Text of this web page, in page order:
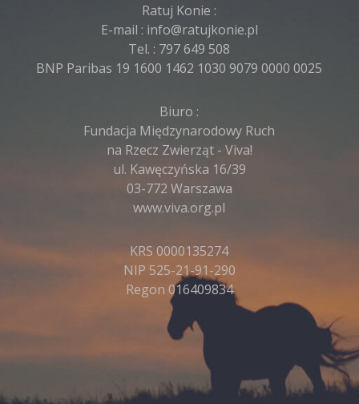
Ratuj Konie :
E-mail : info@ratujkonie.pl
Tel. : 797 649 508
BNP Paribas 19 1600 1462 1030 9079 0000 0025
Biuro :
Fundacja Międzynarodowy Ruch
na Rzecz Zwierząt - Viva!
ul. Kawęczyńska 16/39
03-772 Warszawa
www.viva.org.pl
KRS 0000135274
NIP 525-21-91-290
Regon 016409834